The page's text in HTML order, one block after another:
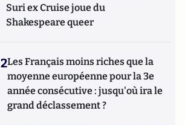
Suri ex Cruise joue du
Shakespeare queer
2Les Français moins riches que la
moyenne européenne pour la 3e
année consécutive : jusqu'où ira le
grand déclassement ?